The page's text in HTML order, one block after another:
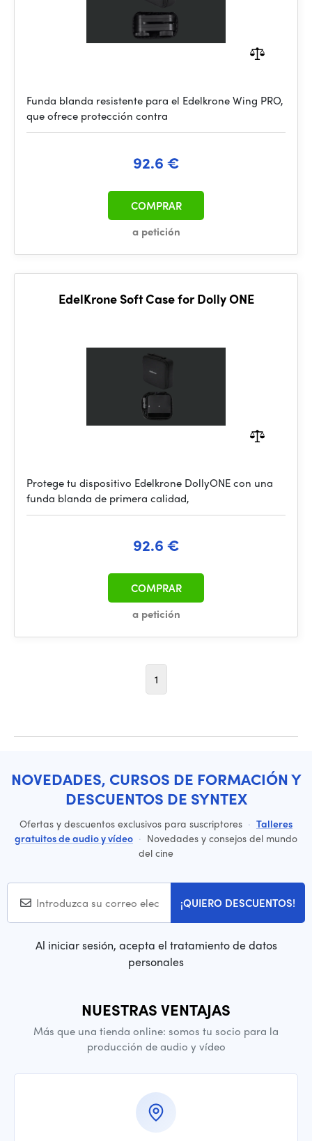
Funda blanda resistente para el Edelkrone Wing PRO,
que ofrece protección contra
92.6 €
a petición
COMPRAR
EdelKrone Soft Case for Dolly ONE
Protege tu dispositivo Edelkrone DollyONE con una
funda blanda de primera calidad,
92.6 €
a petición
COMPRAR
1
NOVEDADES, CURSOS DE FORMACIÓN Y
DESCUENTOS DE SYNTEX
Ofertas y descuentos exclusivos para suscriptores · Talleres
gratuitos de audio y vídeo · Novedades y consejos del mundo
del cine
¡QUIERO DESCUENTOS!
Al iniciar sesión, acepta el tratamiento de datos
personales
NUESTRAS VENTAJAS
Más que una tienda online: somos tu socio para la
producción de audio y vídeo